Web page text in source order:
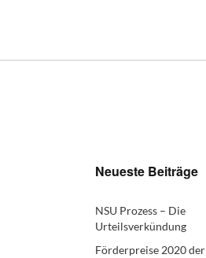
Neueste Beiträge
NSU Prozess – Die
Urteilsverkündung
Förderpreise 2020 der